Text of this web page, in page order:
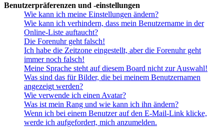
Benutzerpräferenzen und -einstellungen
Wie kann ich meine Einstellungen ändern?
Wie kann ich verhindern, dass mein Benutzername in der
Online-Liste auftaucht?
Die Forenuhr geht falsch!
Ich habe die Zeitzone eingestellt, aber die Forenuhr geht
immer noch falsch!
Meine Sprache steht auf diesem Board nicht zur Auswahl!
Was sind das für Bilder, die bei meinem Benutzernamen
angezeigt werden?
Wie verwende ich einen Avatar?
Was ist mein Rang und wie kann ich ihn ändern?
Wenn ich bei einem Benutzer auf den E-Mail-Link klicke,
werde ich aufgefordert, mich anzumelden.